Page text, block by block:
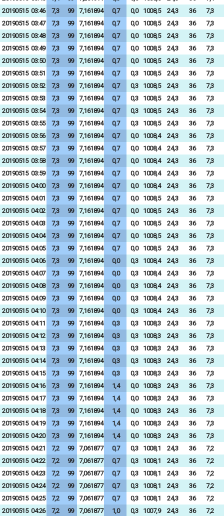
20190515 03:46 7,3 99 7,161894 0,7 0,0 1008,5 24,3 36
7,3
20190515 03:47 7,3 99 7,161894 0,7 0,0 1008,5 24,3 36
7,3
20190515 03:48 7,3 99 7,161894 0,7 0,0 1008,5 24,3 36
7,3
20190515 03:49 7,3 99 7,161894 0,7 0,0 1008,5 24,3 36
7,3
20190515 03:50 7,3 99 7,161894 0,7 0,0 1008,5 24,3 36
7,3
20190515 03:51 7,3 99 7,161894 0,7 0,3 1008,5 24,3 36
7,3
20190515 03:52 7,3 99 7,161894 0,7 0,3 1008,5 24,3 36
7,3
20190515 03:53 7,3 99 7,161894 0,7 0,3 1008,5 24,3 36
7,3
20190515 03:54 7,3 99 7,161894 0,7 0,3 1008,5 24,3 36
7,3
20190515 03:55 7,3 99 7,161894 0,7 0,3 1008,5 24,3 36
7,3
20190515 03:56 7,3 99 7,161894 0,7 0,0 1008,4 24,3 36
7,3
20190515 03:57 7,3 99 7,161894 0,7 0,0 1008,4 24,3 36
7,3
20190515 03:58 7,3 99 7,161894 0,7 0,0 1008,4 24,3 36
7,3
20190515 03:59 7,3 99 7,161894 0,7 0,0 1008,4 24,3 36
7,3
20190515 04:00 7,3 99 7,161894 0,7 0,0 1008,4 24,3 36
7,3
20190515 04:01 7,3 99 7,161894 0,7 0,0 1008,5 24,3 36
7,3
20190515 04:02 7,3 99 7,161894 0,7 0,0 1008,5 24,3 36
7,3
20190515 04:03 7,3 99 7,161894 0,7 0,0 1008,5 24,3 36
7,3
20190515 04:04 7,3 99 7,161894 0,7 0,0 1008,5 24,3 36
7,3
20190515 04:05 7,3 99 7,161894 0,7 0,0 1008,5 24,3 36
7,3
20190515 04:06 7,3 99 7,161894 0,0 0,3 1008,4 24,3 36
7,3
20190515 04:07 7,3 99 7,161894 0,0 0,3 1008,4 24,3 36
7,3
20190515 04:08 7,3 99 7,161894 0,0 0,3 1008,4 24,3 36
7,3
20190515 04:09 7,3 99 7,161894 0,0 0,3 1008,4 24,3 36
7,3
20190515 04:10 7,3 99 7,161894 0,0 0,3 1008,4 24,3 36
7,3
20190515 04:11 7,3 99 7,161894 0,3 0,3 1008,3 24,3 36
7,3
20190515 04:12 7,3 99 7,161894 0,3 0,3 1008,3 24,3 36
7,3
20190515 04:13 7,3 99 7,161894 0,3 0,3 1008,3 24,3 36
7,3
20190515 04:14 7,3 99 7,161894 0,3 0,3 1008,3 24,3 36
7,3
20190515 04:15 7,3 99 7,161894 0,3 0,3 1008,3 24,3 36
7,3
20190515 04:16 7,3 99 7,161894 1,4 0,0 1008,3 24,3 36
7,3
20190515 04:17 7,3 99 7,161894 1,4 0,0 1008,3 24,3 36
7,3
20190515 04:18 7,3 99 7,161894 1,4 0,0 1008,3 24,3 36
7,3
20190515 04:19 7,3 99 7,161894 1,4 0,0 1008,3 24,3 36
7,3
20190515 04:20 7,3 99 7,161894 1,4 0,0 1008,3 24,3 36
7,3
20190515 04:21 7,2 99 7,061877 0,7 0,3 1008,1 24,3 36
7,2
20190515 04:22 7,2 99 7,061877 0,7 0,3 1008,1 24,3 36
7,2
20190515 04:23 7,2 99 7,061877 0,7 0,3 1008,1 24,3 36
7,2
20190515 04:24 7,2 99 7,061877 0,7 0,3 1008,1 24,3 36
7,2
20190515 04:25 7,2 99 7,061877 0,7 0,3 1008,1 24,3 36
7,2
20190515 04:26 7,2 99 7,061877 1,0 0,3 1007,9 24,3 36 7,2